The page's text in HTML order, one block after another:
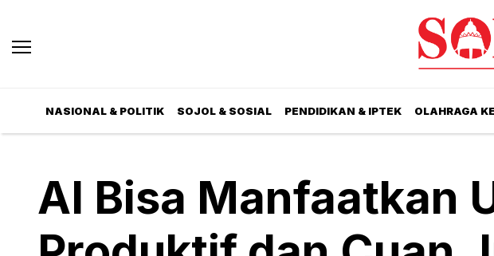
NASIONAL & POLITIK SOJOL & SOSIAL PENDIDIKAN & IPTEK OLAHRAGA
AI Bisa Manfaatkan